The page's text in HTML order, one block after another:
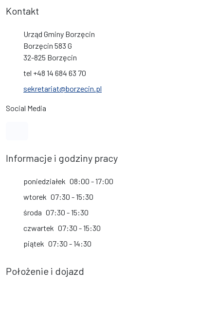
Kontakt
Urząd Gminy Borzęcin
Borzęcin 583 G
32-825 Borzęcin
tel +48 14 684 63 70
sekretariat@borzecin.pl
Social Media
Informacje i godziny pracy
poniedziałek 08:00 - 17:00
wtorek 07:30 - 15:30
środa 07:30 - 15:30
czwartek 07:30 - 15:30
piątek 07:30 - 14:30
Położenie i dojazd